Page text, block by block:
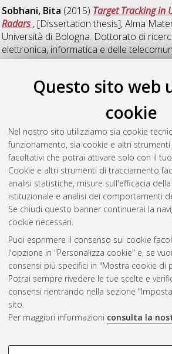
Questo sito web
cookie
Nel nostro sito utilizziamo sia cookie
funzionamento, sia cookie e altri
facoltativi che potrai attivare solo con il
Cookie e altri strumenti di tracciamento
analisi statistiche, misure sull'efficacia
istituzionale e analisi dei comportamenti
Se chiudi questo banner continuerai la
cookie necessari.
Puoi esprimere il consenso sui cookie
l'opzione in "Personalizza cookie" e, se
consensi più specifici in "Mostra cookie di
Potrai sempre rivedere le tue scelte e
consensi rientrando nella sezione
sito.
Per maggiori informazioni consulta la
COOKIE DI PROFILAZIONE -
Sobhani, Bita (2015) Target Tracking in
Radars , [Dissertation thesis], Alma
Università di Bologna. Dottorato di
elettronica, informatica e delle
DOI 10.6092/unibo/amsdottorato/6796.
Zambianchi, Vincenzo(2015)Energy-
and Estimation in Wireless Sensor
thesis], Alma Mater Studiorum Università
Ingegneria
delle telecomunicazioni, 27 Ciclo. DOI
10.6092/unibo/amsdottorato/7021.
Questa lista e' stata generata ilMon
Atom
Rss 1.0
Rss 2.0
ISSN: 2038-7946
Impostazioni Cookie